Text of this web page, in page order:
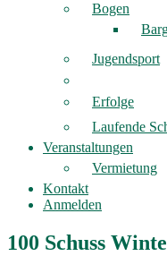
Bogen
Jugendsport
Erfolge
Laufende
Veranstaltungen
Vermietung
Kontakt
Anmelden
100 Schuss